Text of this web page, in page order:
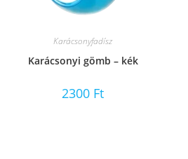
Karácsonyfadísz
Karácsonyi gömb – kék
2300 Ft